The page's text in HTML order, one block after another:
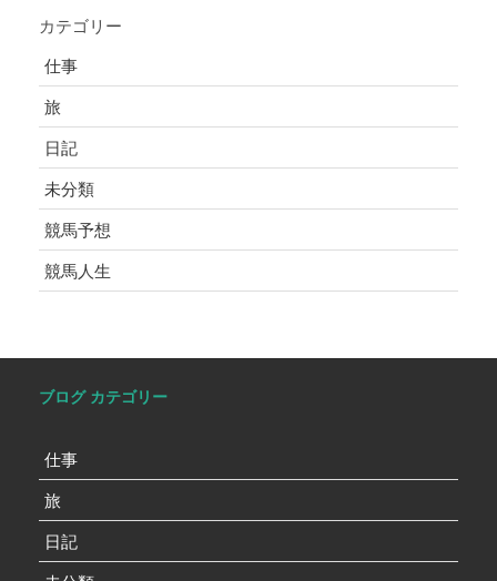
カテゴリー
仕事
旅
日記
未分類
競馬予想
競馬人生
ブログ カテゴリー
仕事
旅
日記